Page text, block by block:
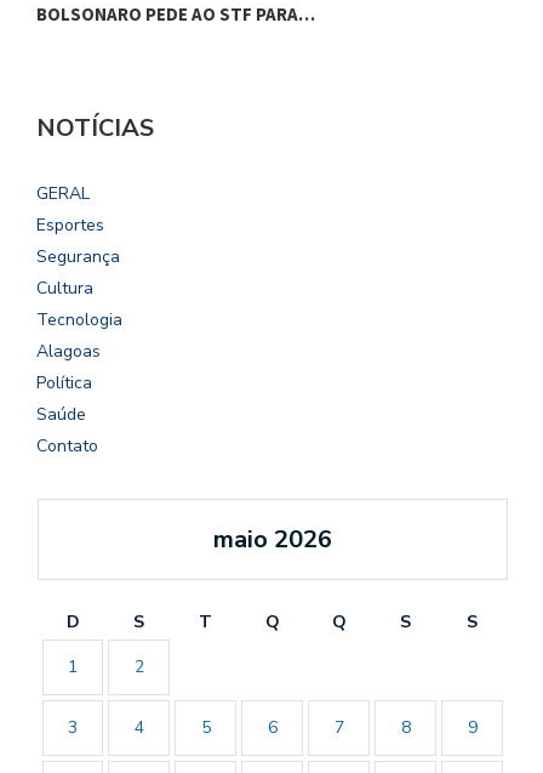
BOLSONARO PEDE AO STF PARA…
NOTÍCIAS
GERAL
Esportes
Segurança
Cultura
Tecnologia
Alagoas
Política
Saúde
Contato
maio 2026
D S T Q Q S
S
1
2
3 4 5 6 7 8 9